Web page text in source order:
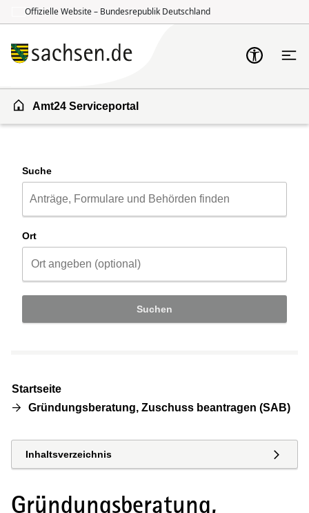
Offizielle Website – Bundesrepublik Deutschland
Amt24 Serviceportal
Suche
Ort
Suchen
Startseite
Gründungsberatung, Zuschuss beantragen (SAB)
Inhaltsverzeichnis
Gründungsberatung,